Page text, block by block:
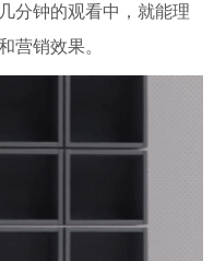
分钟的观看中，就能理
营销效果。